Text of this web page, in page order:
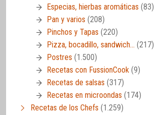
Especias, hierbas aromáticas (83)
Pan y varios (208)
Pinchos y Tapas (220)
Pizza, bocadillo, sandwich… (217)
Postres (1.500)
Recetas con FussionCook (9)
Recetas de salsas (317)
Recetas en microondas (174)
Recetas de los Chefs (1.259)